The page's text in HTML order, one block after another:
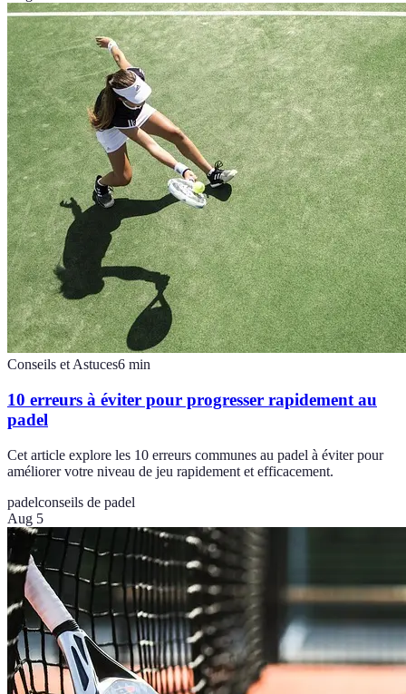
Conseils et Astuces6 min
10 erreurs à éviter pour progresser rapidement au
padel
Cet article explore les 10 erreurs communes au padel à éviter pour
améliorer votre niveau de jeu rapidement et efficacement.
padelconseils de padel
Aug 5